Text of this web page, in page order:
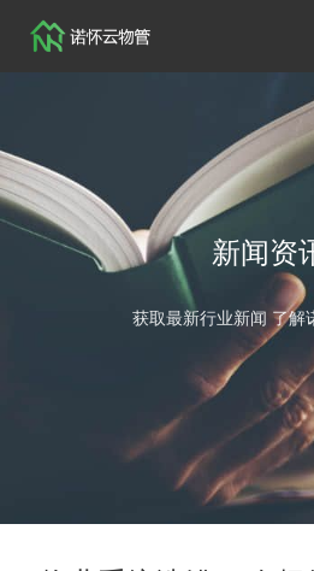
解决方案
医院方案 新闻资
获取最新行业新闻 了解